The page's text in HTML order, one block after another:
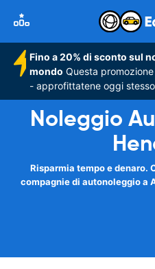
Fino a 20% di sconto sul
mondo Questa
- approfittatene oggi
Noleggio
Risparmia tempo e denaro.
compagnie di autonoleggio a